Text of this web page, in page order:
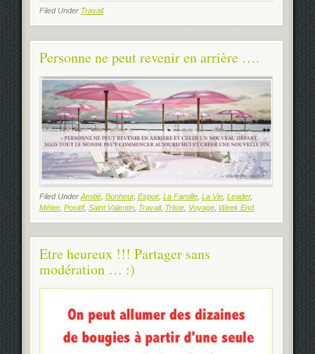
Filed Under Travail
Personne ne peut revenir en arrière ….
Filed Under Amitié, Bonheur, Espoir, La Famille, La Vie, Leader,
Métier, Positif, Saint Valentin, Travail, Triste, Voyage, Week End
Etre heureux !!! Partager sans
modération … :)